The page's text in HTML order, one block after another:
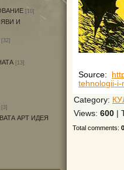
[10]
И
[32]
[13]
[3]
АРТ ИДЕЯ
Source:
tehnologii-i-
Category:
Views: 600 |
Total comments: 0